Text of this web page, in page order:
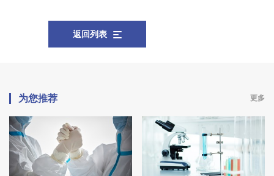
返回列表
为您推荐 更多